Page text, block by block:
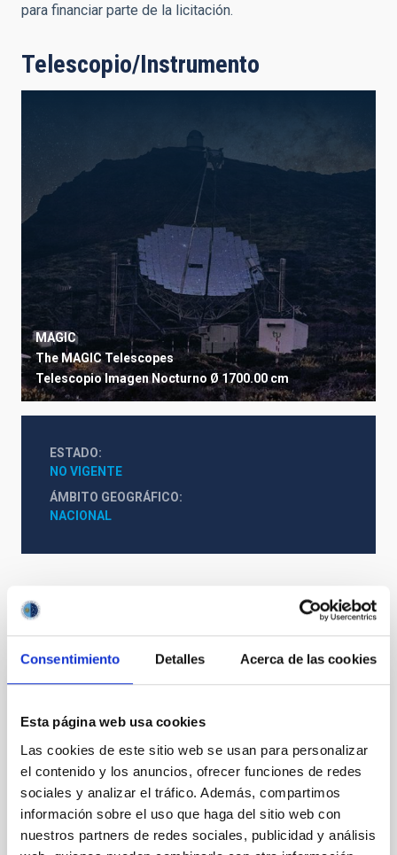
Consentimiento Detalles Acerca de las cookies
Esta página web usa cookies
Las cookies de este sitio web se usan para personalizar
el contenido y los anuncios, ofrecer funciones de redes
sociales y analizar el tráfico. Además, compartimos
información sobre el uso que haga del sitio web con
nuestros partners de redes sociales, publicidad y análisis
para financiar parte de la licitación.
Telescopio/Instrumento
MAGIC
The MAGIC Telescopes
TelescopioImagenNocturno Ø 1700.00 cm
ESTADO
NO VIGENTE
ÁMBITO GEOGRÁFICO
NACIONAL
Otros convenios relacionados
telescopios William Herschel e Isaac
Newton entre el Instituto de Astrofísica de
Canarias (IAC) y Science and Technology
Facilities Council (STFC) y la Nederlandese
Organisatie voor Wetenschappelijk
Onderzoek (NWO)